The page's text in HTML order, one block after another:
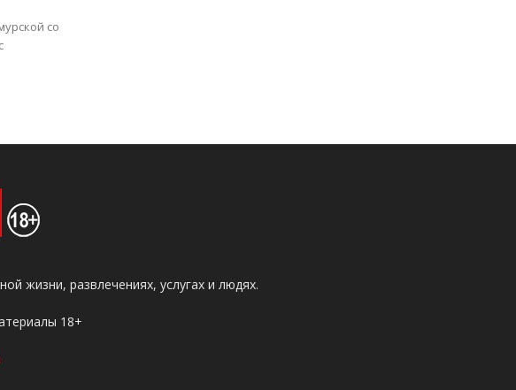
со
жизни, развлечениях, услугах и людях.
18+